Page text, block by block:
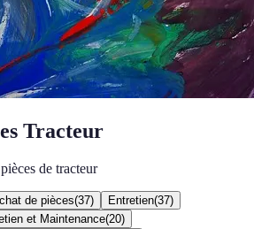
Tracteur
de tracteur
de pièces(37) Entretien(37)
et Maintenance(20)